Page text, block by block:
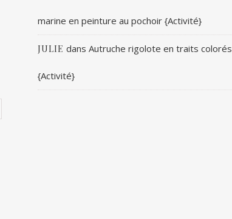
marine en peinture au pochoir {Activité}
JULIE dans Autruche rigolote en traits colorés
{Activité}